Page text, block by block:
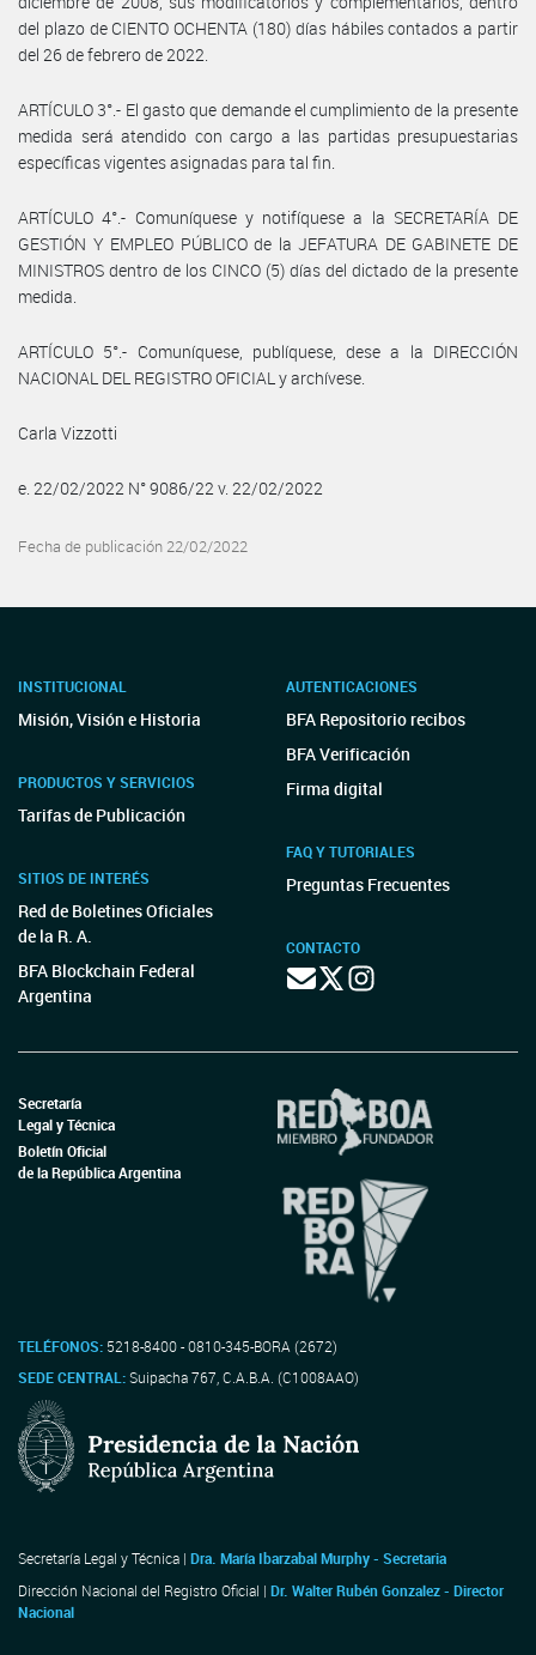
del plazo de CIENTO OCHENTA (180) días hábiles contados a partir
del 26 de febrero de 2022.
ARTÍCULO 3°.- El gasto que demande el cumplimiento de la presente
medida será atendido con cargo a las partidas presupuestarias
específicas vigentes asignadas para tal fin.
ARTÍCULO 4°.- Comuníquese y notifíquese a la SECRETARÍA DE
GESTIÓN Y EMPLEO PÚBLICO de la JEFATURA DE GABINETE DE
MINISTROS dentro de los CINCO (5) días del dictado de la presente
medida.
ARTÍCULO 5°.- Comuníquese, publíquese, dese a la DIRECCIÓN
NACIONAL DEL REGISTRO OFICIAL y archívese.
Carla Vizzotti
e. 22/02/2022 N° 9086/22 v. 22/02/2022
Fecha de publicación 22/02/2022
INSTITUCIONAL
Misión, Visión e Historia
PRODUCTOS Y SERVICIOS
Tarifas de Publicación
SITIOS DE INTERÉS
Red de Boletines Oficiales
de la R. A.
BFA Blockchain Federal
Argentina
AUTENTICACIONES
BFA Repositorio recibos
BFA Verificación
Firma digital
FAQ Y TUTORIALES
Preguntas Frecuentes
CONTACTO
Secretaría
Legal y Técnica
Boletín Oficial
de la República Argentina
TELÉFONOS: 5218-8400 - 0810-345-BORA (2672)
SEDE CENTRAL:Suipacha 767, C.A.B.A. (C1008AAO)
Secretaría Legal y Técnica | Dra. María Ibarzabal Murphy - Secretaria
Dirección Nacional del Registro Oficial | Dr. Walter Rubén Gonzalez - Director
Nacional